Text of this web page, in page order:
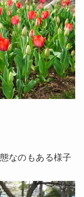
なのもある様子